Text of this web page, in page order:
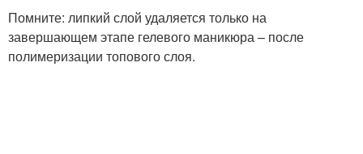
Помните: липкий слой удаляется только на
завершающем этапе гелевого маникюра – после
полимеризации топового слоя.